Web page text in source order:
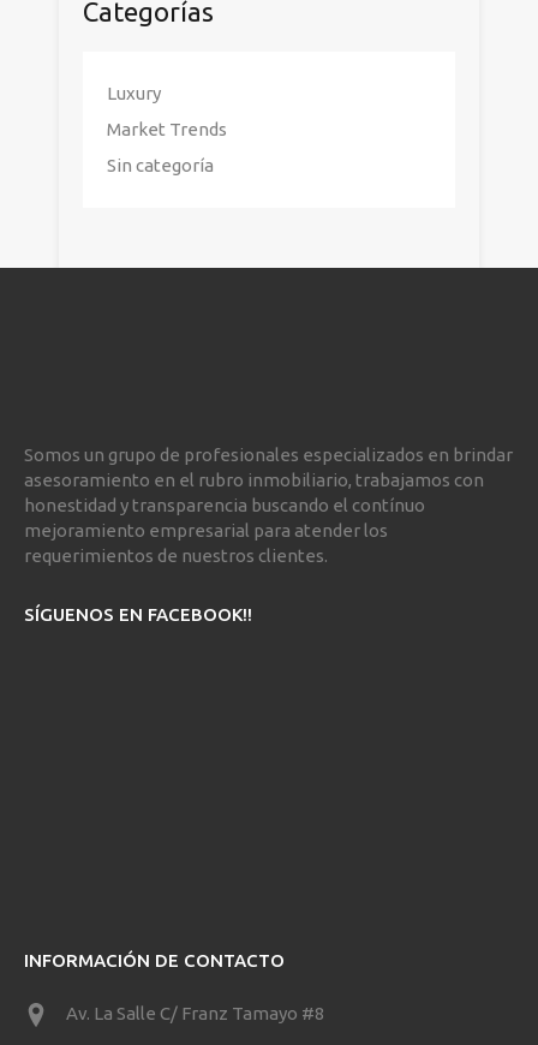
Categorías
Luxury
Market Trends
Sin categoría
Somos un grupo de profesionales especializados en brindar
asesoramiento en el rubro inmobiliario, trabajamos con
honestidad y transparencia buscando el contínuo
mejoramiento empresarial para atender los
requerimientos de nuestros clientes.
SÍGUENOS EN FACEBOOK!!
INFORMACIÓN DE CONTACTO
Av. La Salle C/ Franz Tamayo #8